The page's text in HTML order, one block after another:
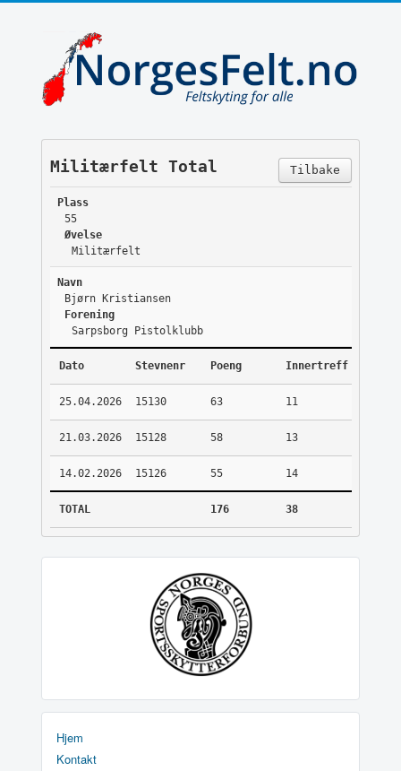
Tilbake
Militærfelt Total
Plass
55
Øvelse
Militærfelt
Navn
Bjørn Kristiansen
Forening
Sarpsborg Pistolklubb
Dato Stevnenr Poeng Innertreff
25.04.2026 15130 63 11
21.03.2026 15128 58 13
14.02.2026 15126 55 14
TOTAL 176 38
Hjem
Kontakt